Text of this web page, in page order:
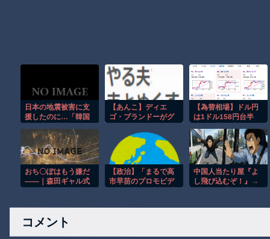
日本の地震被害に支
援したのに…「韓国
に」
【あんこ】ディエ
ゴ・ブランドーがグ
わらせるようです
【FGO二部】 第１
６５話
【為替相場】ドル円
は1ドル158円台半
つ円売りが続行
おち〇ぽはもう嫌だ
――｜森田ギャル式
【政治】「まるで高
市早苗のプロモビデ
到、“強烈な違和
中国人当たり屋『よ
し飛び込むぞ！』→
コメント